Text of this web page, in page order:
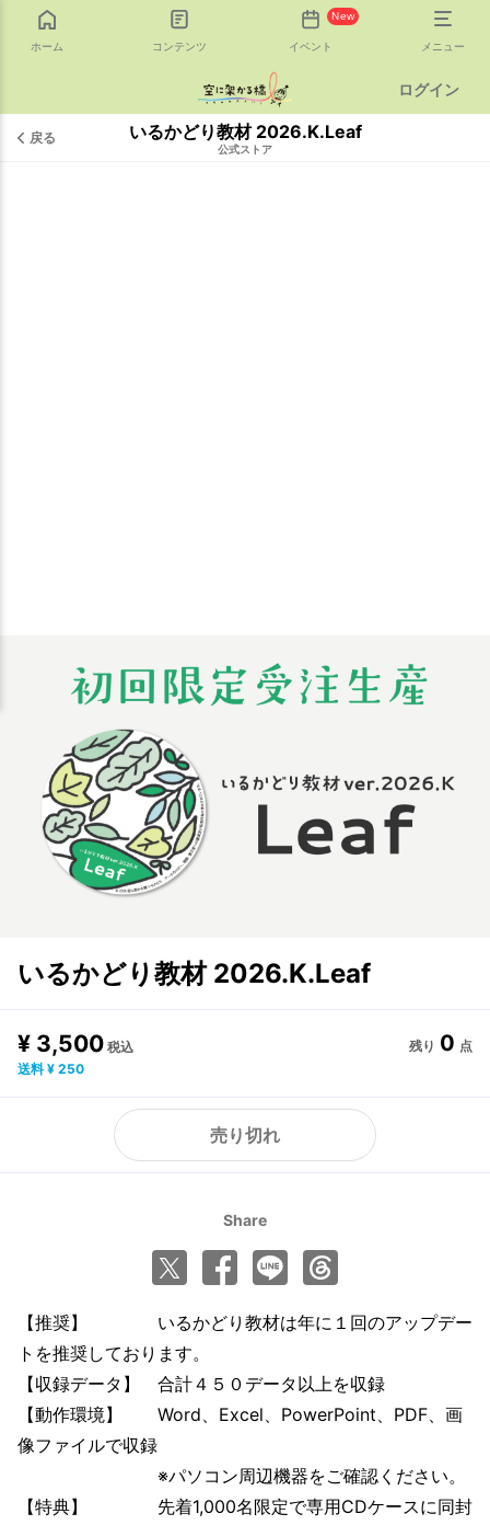
ホーム コンテンツ
New
イベント メニュー
ログイン
戻る いるかどり教材 2026.K.Leaf
公式ストア
いるかどり教材 2026.K.Leaf
¥ 3,500 税込
送料 ¥ 250
残り 0 点
売り切れ
Share
【推奨】 いるかどり教材は年に１回のアップデー
トを推奨しております。
【収録データ】 合計４５０データ以上を収録
【動作環境】 Word、Excel、PowerPoint、PDF、画
像ファイルで収録
※パソコン周辺機器をご確認ください。
【特典】 先着1,000名限定で専用CDケースに同封